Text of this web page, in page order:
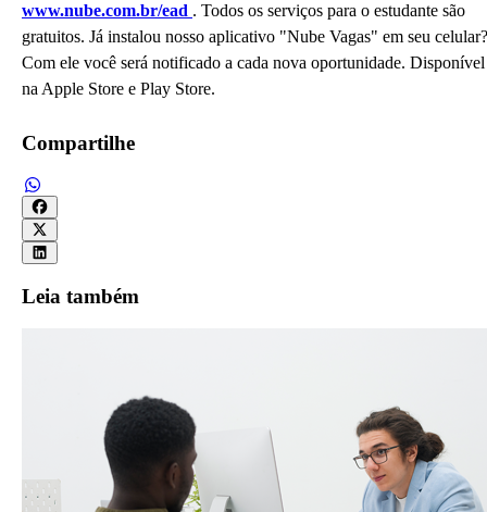
www.nube.com.br/ead . Todos os serviços para o estudante são
gratuitos. Já instalou nosso aplicativo "Nube Vagas" em seu celular?
Com ele você será notificado a cada nova oportunidade. Disponível
na Apple Store e Play Store.
Compartilhe
Leia também